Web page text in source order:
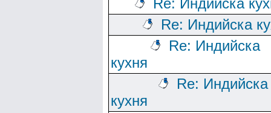
Re: Индийска
Re: Индийска
Re: Индийска
кухня
Re: Индийска
кухня